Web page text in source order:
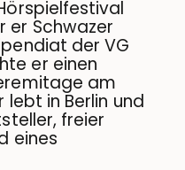
er Schwazer
der VG
er einen
am
lebt in Berlin und
freier
eines